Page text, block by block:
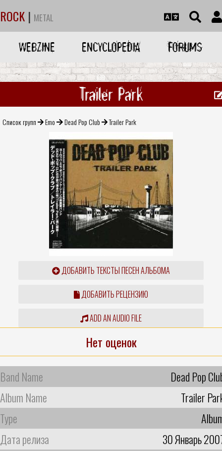
ROCK | METAL
WEBZINE ENCYCLOPEDIA FORUMS
Trailer Park
Список групп Emo Dead Pop Club Trailer Park
ДОБАВИТЬ ТЕКСТЫ ПЕСЕН АЛЬБОМА
ДОБАВИТЬ РЕЦЕНЗИЮ
ADD AN AUDIO FILE
Нет оценок
Band Name
Dead Pop
Album Name
Trailer
Type
Дата релиза
30 Январь